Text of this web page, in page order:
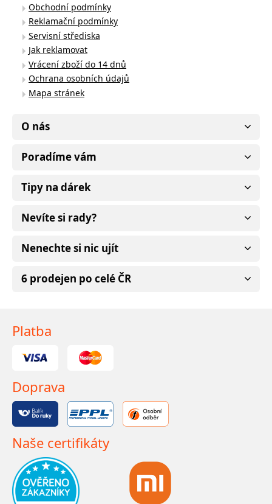
Obchodní podmínky
Reklamační podmínky
Servisní střediska
Jak reklamovat
Vrácení zboží do 14 dnů
Ochrana osobních údajů
Mapa stránek
O nás
Poradíme vám
Tipy na dárek
Nevíte si rady?
Nenechte si nic ujít
6 prodejen po celé ČR
Platba
Doprava
Naše certifikáty